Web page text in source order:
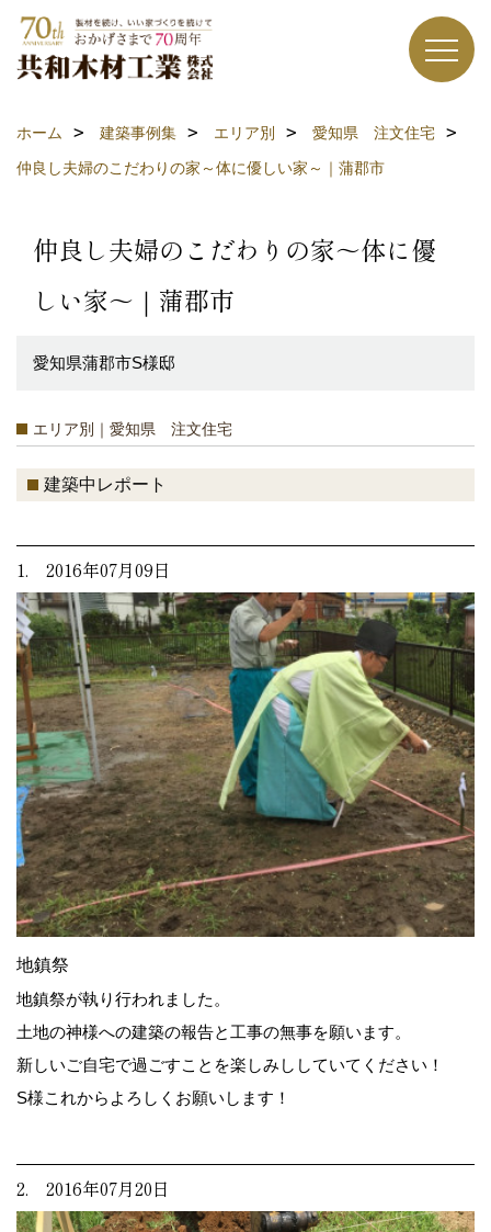
ホーム 建築事例集 エリア別
愛知県 注文住宅
仲良し夫婦のこだわりの家～体に優しい家～｜蒲郡市
仲良し夫婦のこだわりの家～体に優
しい家～｜蒲郡市
愛知県蒲郡市S様邸
エリア別｜愛知県 注文住宅
建築中レポート
1. 2016年07月09日
地鎮祭
地鎮祭が執り行われました。
土地の神様への建築の報告と工事の無事を願います。
新しいご自宅で過ごすことを楽しみししていてください！
S様これからよろしくお願いします！
2. 2016年07月20日